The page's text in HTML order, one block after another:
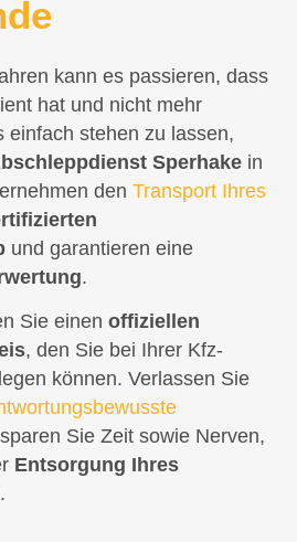
kann es passieren, dass
hat und nicht mehr
einfach stehen zu lassen,
Sperhake in
den Transport Ihres
und garantieren eine
.
Sie einenoffiziellen
, den Sie bei Ihrer Kfz-
können. Verlassen Sie
Sie Zeit sowie Nerven,
Entsorgung Ihres